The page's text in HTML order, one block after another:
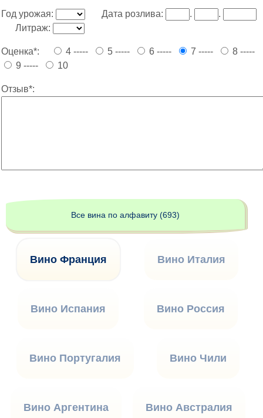
Год урожая: Дата розлива: .
.
Литраж:
Оценка*: 4 ----- 5 ----- 6 ----- 7 -----
8 -----
9 -----
10
Отзыв*:
Все вина по алфавиту (693)
Вино Италия
Вино Франция
Вино Испания Вино Россия
Вино Португалия Вино Чили
Вино Аргентина Вино Австралия